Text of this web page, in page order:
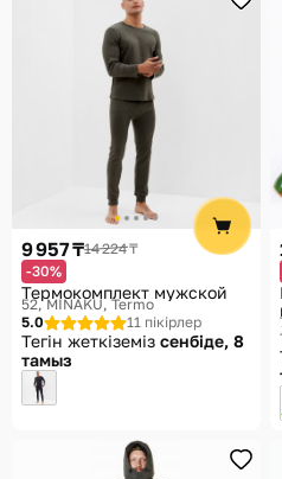
9 957 ₸14 224 ₸
-30%
Термокомплект мужской
52 MINAKU, Termo
5.0
11 пікірлер
Тегін жеткіземіз сенбіде, 8
тамыз